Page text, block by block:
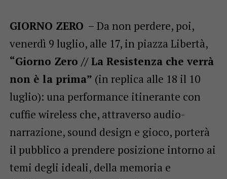
GIORNO ZERO – Da non perdere, poi,
venerdì 9 luglio, alle 17, in piazza Libertà,
“Giorno Zero // La Resistenza che verrà
non è la prima” (in replica alle 18 il 10
luglio): una performance itinerante con
cuffie wireless che, attraverso audio-
narrazione, sound design e gioco, porterà
il pubblico a prendere posizione intorno ai
temi degli ideali, della memoria e